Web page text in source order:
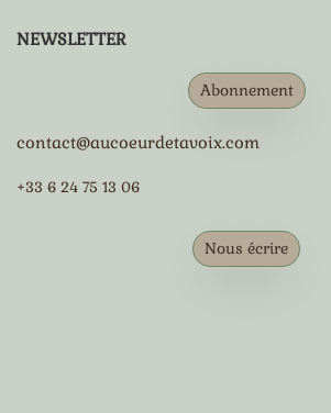
NEWSLETTER
Abonnement
contact@aucoeurdetavoix.com
+33 6 24 75 13 06
Nous écrire